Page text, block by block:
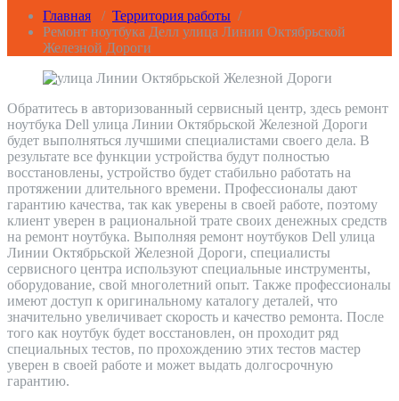
Главная / Территория работы /
Ремонт ноутбука Делл улица Линии Октябрьской
Железной Дороги
Обратитесь в авторизованный сервисный центр, здесь ремонт
ноутбука Dell улица Линии Октябрьской Железной Дороги
будет выполняться лучшими специалистами своего дела. В
результате все функции устройства будут полностью
восстановлены, устройство будет стабильно работать на
протяжении длительного времени. Профессионалы дают
гарантию качества, так как уверены в своей работе, поэтому
клиент уверен в рациональной трате своих денежных средств
на ремонт ноутбука. Выполняя ремонт ноутбуков Dell улица
Линии Октябрьской Железной Дороги, специалисты
сервисного центра используют специальные инструменты,
оборудование, свой многолетний опыт. Также профессионалы
имеют доступ к оригинальному каталогу деталей, что
значительно увеличивает скорость и качество ремонта. После
того как ноутбук будет восстановлен, он проходит ряд
специальных тестов, по прохождению этих тестов мастер
уверен в своей работе и может выдать долгосрочную
гарантию.